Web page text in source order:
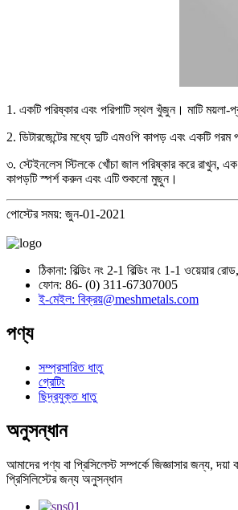
1. একটি পরিষ্কার এবং পরিপাটি স্থল খুঁজুন। মাটি ময়লা-
2. ডিটারজেন্টের মধ্যে দুটি এমওপি কাপড় এবং একটি
৩. স্টেইনলেস স্টিলকে খোঁচা জাল পরিষ্কার করে রাখুন,
কাপড়টি স্পর্শ করুন এবং এটি শুকনো মুছুন।
পোস্টের সময়: জুন-01-2021
ঠিকানা: বিল্ডিং নং 2-1 বিল্ডিং নং 1-1 ওয়েয়ার
ফোন: 86- (0) 311-67307005
ই-মেইল: বিক্রয়@meshmetals.com
পণ্য
সম্প্রসারিত ধাতু
গ্রেটিং
ছিদ্রযুক্ত ধাতু
অনুসন্ধান
আমাদের পণ্য বা প্রিসিলেস্ট সম্পর্কে জিজ্ঞাসার জন্য,
প্রিসিলিস্টের জন্য অনুসন্ধান